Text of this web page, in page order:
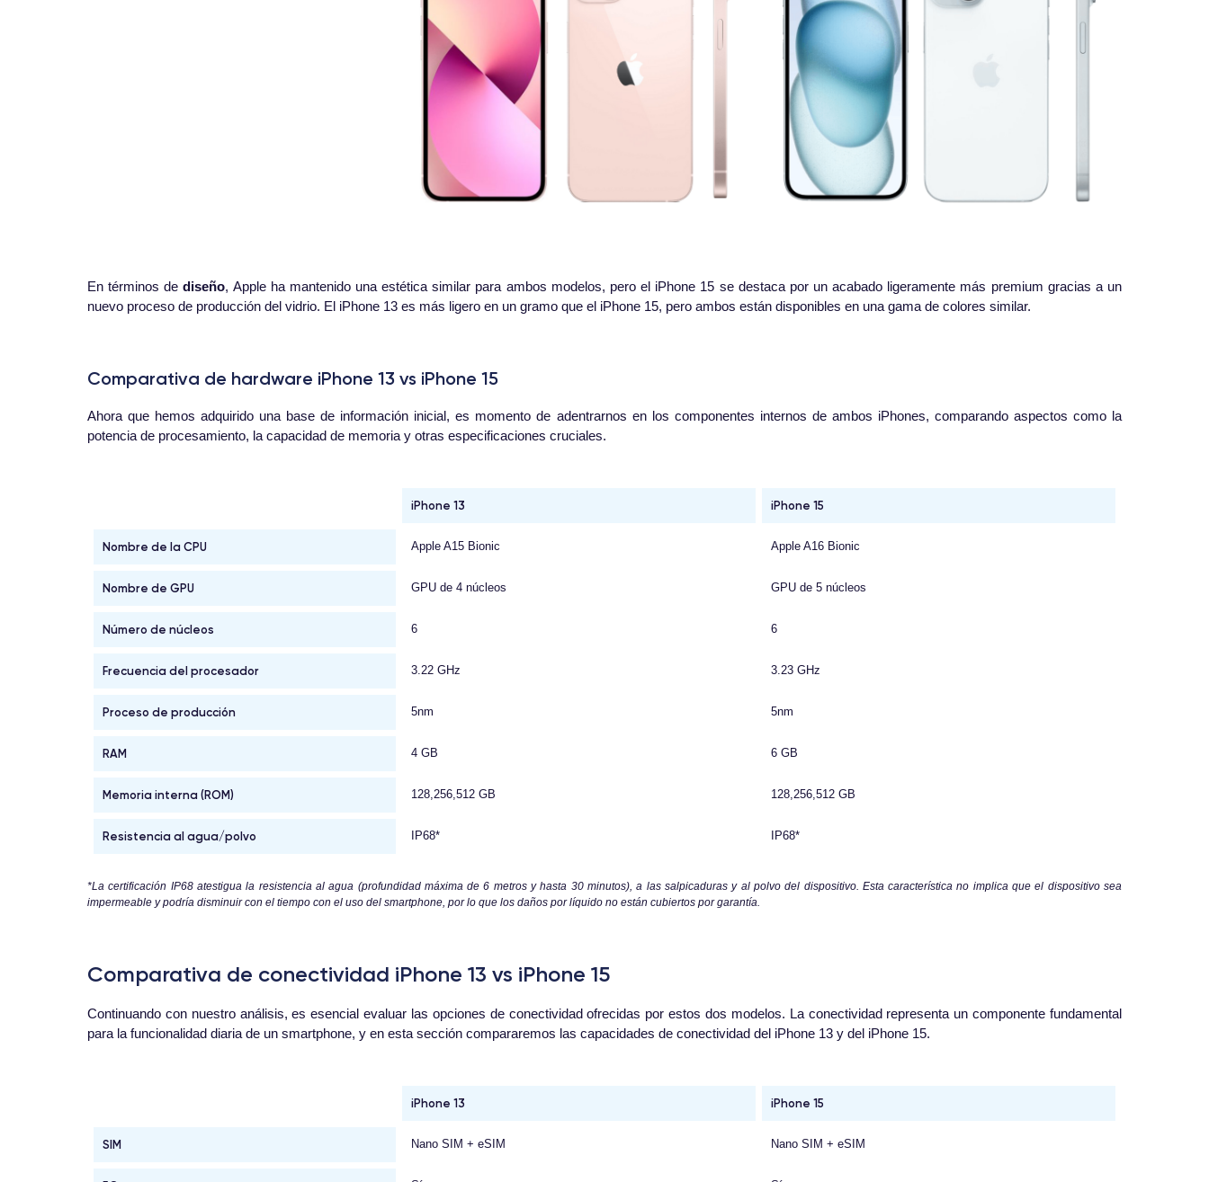
En términos dediseño, Apple ha mantenido una estética similar para ambos modelos, pero el iPhone 15 se destaca por un acabado ligeramente más premium gracias a un
nuevo proceso de producción del vidrio. El iPhone 13 es más ligero en un gramo que el iPhone 15, pero ambos están disponibles en una gama de colores similar.
Comparativa de hardware iPhone 13 vs iPhone 15
Ahora que hemos adquirido una base de información inicial, es momento de adentrarnos en los componentes internos de ambos iPhones, comparando aspectos como la
potencia de procesamiento, la capacidad de memoria y otras especificaciones cruciales.
iPhone 13 iPhone 15
Nombre de la CPU Apple A15 Bionic Apple A16 Bionic
Nombre de GPU GPU de 4 núcleos GPU de 5 núcleos
Número de núcleos 6 6
Frecuencia del procesador 3.22 GHz 3.23 GHz
Proceso de producción 5nm 5nm
RAM 4 GB 6 GB
Memoria interna (ROM) 128,256,512 GB 128,256,512 GB
Resistencia al agua/polvo IP68* IP68*
*La certificación IP68 atestigua la resistencia al agua (profundidad máxima de 6 metros y hasta 30 minutos), a las salpicaduras y al polvo del dispositivo. Esta característica no implica que el dispositivo sea
impermeable y podría disminuir con el tiempo con el uso del smartphone, por lo que los daños por líquido no están cubiertos por garantía.
Comparativa de conectividad iPhone 13 vs iPhone 15
Continuando con nuestro análisis, es esencial evaluar las opciones de conectividad ofrecidas por estos dos modelos. La conectividad representa un componente fundamental
para la funcionalidad diaria de un smartphone, y en esta sección compararemos las capacidades de conectividad del iPhone 13 y del iPhone 15.
iPhone 13 iPhone 15
SIM Nano SIM + eSIM Nano SIM + eSIM